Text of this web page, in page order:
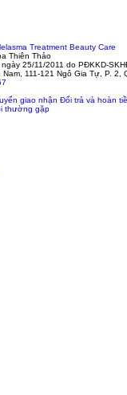
Treatment Beauty Care
Thiên Thảo
25/11/2011 do PĐKKD-
111-121 Ngô Gia Tự, P. 2,
giao nhận Đổi trả và hoàn
thường gặp